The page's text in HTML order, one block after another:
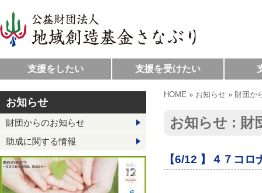
支援をしたい 支援を受けたい
HOME » お知らせ » 財団か
お知らせ : 財
【6/12 】４７コ
お知らせ
財団からのお知らせ
助成に関する情報